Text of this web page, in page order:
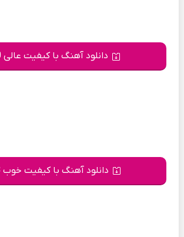
دانلود آهنگ با کیفیت عالی 320
دانلود آهنگ با کیفیت خوب 128